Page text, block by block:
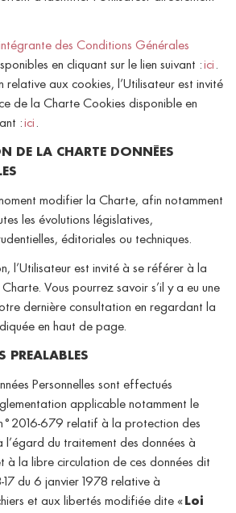
des Conditions Générales
en cliquant sur le lien suivant :ici .
relative aux cookies, l’Utilisateur est invité
de la Charte Cookies disponible en
:ici .
DE LA CHARTE DONNÉES
modifier la Charte, afin notamment
les évolutions législatives,
éditoriales ou techniques.
l’Utilisateur est invité à se référer à la
Vous pourrez savoir s’il y a eu une
dernière consultation en regardant la
en haut de page.
PREALABLES
Personnelles sont effectués
applicable notamment le
679 relatif à la protection des
l’égard du traitement des données à
à la libre circulation de ces données dit
17 du 6 janvier 1978 relative à
et aux libertés modifiée dite « Loi